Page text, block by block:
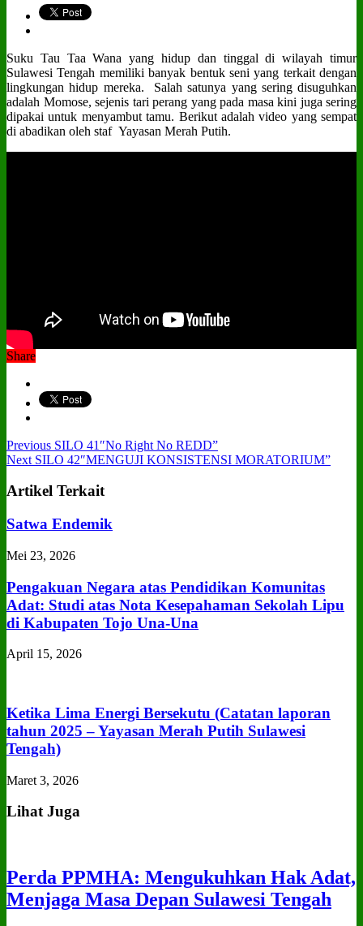
Suku Tau Taa Wana yang hidup dan tinggal di wilayah timur
Sulawesi Tengah memiliki banyak bentuk seni yang terkait dengan
lingkungan hidup mereka. Salah satunya yang sering disuguhkan
adalah Momose, sejenis tari perang yang pada masa kini juga sering
dipakai untuk menyambut tamu. Berikut adalah video yang sempat
di abadikan oleh staf Yayasan Merah Putih.
Share
Previous SILO 41″No Right No REDD”
Next SILO 42″MENGUJI KONSISTENSI MORATORIUM”
Artikel Terkait
Satwa Endemik
Mei 23, 2026
Pengakuan Negara atas Pendidikan Komunitas
Adat: Studi atas Nota Kesepahaman Sekolah Lipu
di Kabupaten Tojo Una‑Una
April 15, 2026
Ketika Lima Energi Bersekutu (Catatan laporan
tahun 2025 – Yayasan Merah Putih Sulawesi
Tengah)
Maret 3, 2026
Lihat Juga
Perda PPMHA: Mengukuhkan Hak Adat,
Menjaga Masa Depan Sulawesi Tengah